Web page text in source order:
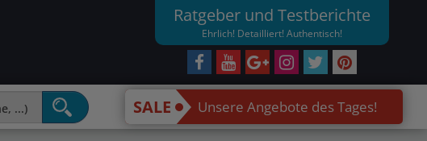
Ratgeber und Testberichte
Ehrlich! Detailliert! Authentisch!
SALE Unsere Angebote des Tages!